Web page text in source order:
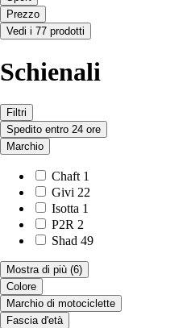
Prezzo
Vedi i 77 prodotti
Schienali
Filtri
Spedito entro 24 ore
Marchio
Chaft 1
Givi 22
Isotta 1
P2R 2
Shad 49
Mostra di più (6)
Colore
Marchio di motociclette
Fascia d'età